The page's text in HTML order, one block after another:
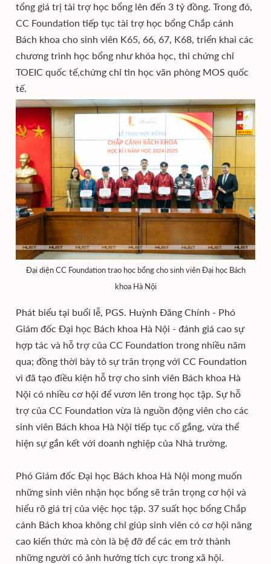
tổng giá trị tài trợ học bổng lên đến 3 tỷ đồng. Trong đó,
CC Foundation tiếp tục tài trợ học bổng Chắp cánh
Bách khoa cho sinh viên K65, 66, 67, K68, triển khai các
chương trình học bổng như khóa học, thi chứng chỉ
TOEIC quốc tế,chứng chỉ tin học văn phòng MOS quốc
tế.
Đại diện CC Foundation trao học bổng cho sinh viên Đại học Bách
khoa Hà Nội
Phát biểu tại buổi lễ, PGS. Huỳnh Đăng Chính - Phó
Giám đốc Đại học Bách khoa Hà Nội - đánh giá cao sự
hợp tác và hỗ trợ của CC Foundation trong nhiều năm
qua; đồng thời bày tỏ sự trân trọng với CC Foundation
vì đã tạo điều kiện hỗ trợ cho sinh viên Bách khoa Hà
Nội có nhiều cơ hội để vươn lên trong học tập. Sự hỗ
trợ của CC Foundation vừa là nguồn động viên cho các
sinh viên Bách khoa Hà Nội tiếp tục cố gắng, vừa thể
hiện sự gắn kết với doanh nghiệp của Nhà trường.
Phó Giám đốc Đại học Bách khoa Hà Nội mong muốn
những sinh viên nhận học bổng sẽ trân trọng cơ hội và
hiểu rõ giá trị của việc học tập. 37 suất học bổng Chắp
cánh Bách khoa không chỉ giúp sinh viên có cơ hội nâng
cao kiến thức mà còn là bệ đỡ để các em trở thành
những người có ảnh hưởng tích cực trong xã hội.